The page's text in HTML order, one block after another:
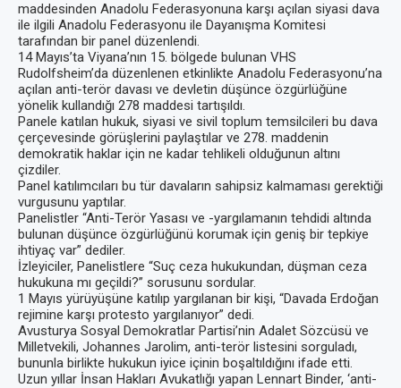
maddesinden Anadolu Federasyonuna karşı açılan siyasi dava
ile ilgili Anadolu Federasyonu ile Dayanışma Komitesi
tarafından bir panel düzenlendi.
14 Mayıs’ta Viyana’nın 15. bölgede bulunan VHS
Rudolfsheim’da düzenlenen etkinlikte Anadolu Federasyonu’na
açılan anti-terör davası ve devletin düşünce özgürlüğüne
yönelik kullandığı 278 maddesi tartışıldı.
Panele katılan hukuk, siyasi ve sivil toplum temsilcileri bu dava
çerçevesinde görüşlerini paylaştılar ve 278. maddenin
demokratik haklar için ne kadar tehlikeli olduğunun altını
çizdiler.
Panel katılımcıları bu tür davaların sahipsiz kalmaması gerektiği
vurgusunu yaptılar.
Panelistler “Anti-Terör Yasası ve -yargılamanın tehdidi altında
bulunan düşünce özgürlüğünü korumak için geniş bir tepkiye
ihtiyaç var” dediler.
İzleyiciler, Panelistlere “Suç ceza hukukundan, düşman ceza
hukukuna mı geçildi?” sorusunu sordular.
1 Mayıs yürüyüşüne katılıp yargılanan bir kişi, “Davada Erdoğan
rejimine karşı protesto yargılanıyor” dedi.
Avusturya Sosyal Demokratlar Partisi’nin Adalet Sözcüsü ve
Milletvekili, Johannes Jarolim, anti-terör listesini sorguladı,
bununla birlikte hukukun iyice içinin boşaltıldığını ifade etti.
Uzun yıllar İnsan Hakları Avukatlığı yapan Lennart Binder, ‘anti-